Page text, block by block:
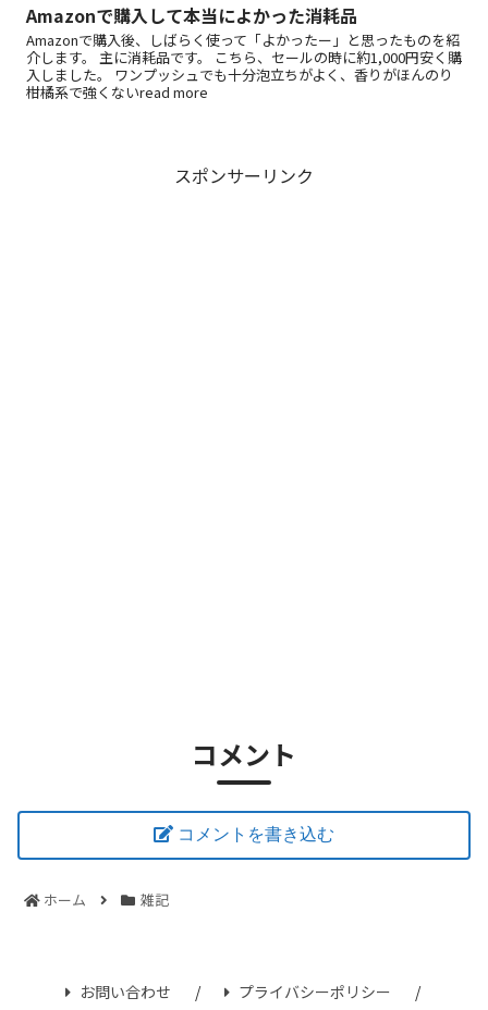
Amazonで購入して本当によかった消耗品
Amazonで購入後、しばらく使って「よかったー」と思ったものを紹
介します。 主に消耗品です。 こちら、セールの時に約1,000円安く購
入しました。 ワンプッシュでも十分泡立ちがよく、香りがほんのり
柑橘系で強くないread more
スポンサーリンク
コメント
コメントを書き込む
ホーム 雑記
お問い合わせ
プライバシーポリシー